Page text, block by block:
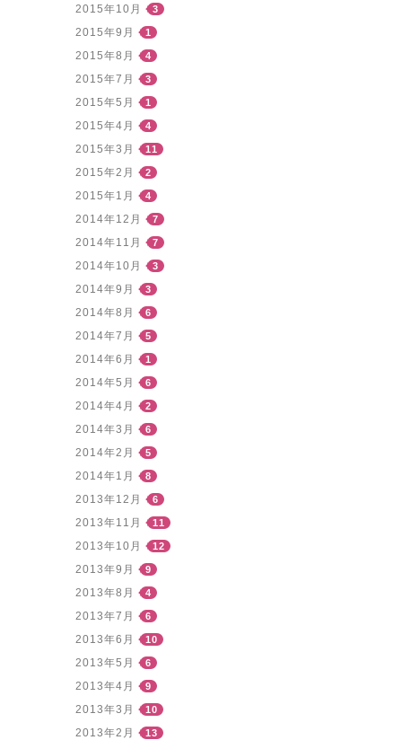
2015年10月 3
2015年9月 1
2015年8月 4
2015年7月 3
2015年5月 1
2015年4月 4
2015年3月 11
2015年2月 2
2015年1月 4
2014年12月 7
2014年11月 7
2014年10月 3
2014年9月 3
2014年8月 6
2014年7月 5
2014年6月 1
2014年5月 6
2014年4月 2
2014年3月 6
2014年2月 5
2014年1月 8
2013年12月 6
2013年11月 11
2013年10月 12
2013年9月 9
2013年8月 4
2013年7月 6
2013年6月 10
2013年5月 6
2013年4月 9
2013年3月 10
2013年2月 13